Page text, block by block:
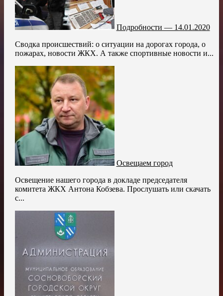
Подробности — 14.01.2020
Сводка происшествий: о ситуации на дорогах города, о
пожарах, новости ЖКХ. А также спортивные новости и...
Освещаем город
Освещение нашего города в докладе председателя
комитета ЖКХ Антона Кобзева. Прослушать или скачать
с...